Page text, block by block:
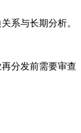
系与长期分析。
分发前需要审查